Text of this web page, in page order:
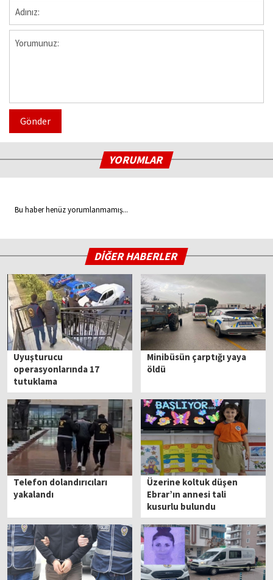
Gönder
YORUMLAR
Bu haber henüz yorumlanmamış...
DİĞER HABERLER
Uyuşturucu
operasyonlarında 17
tutuklama
Minibüsün çarptığı yaya
öldü
Telefon dolandırıcıları
yakalandı
Üzerine koltuk düşen
Ebrar’ın annesi tali
kusurlu bulundu